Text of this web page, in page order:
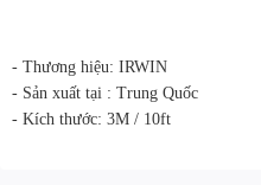
- Thương hiệu: IRWIN
- Sản xuất tại : Trung Quốc
- Kích thước: 3M / 10ft